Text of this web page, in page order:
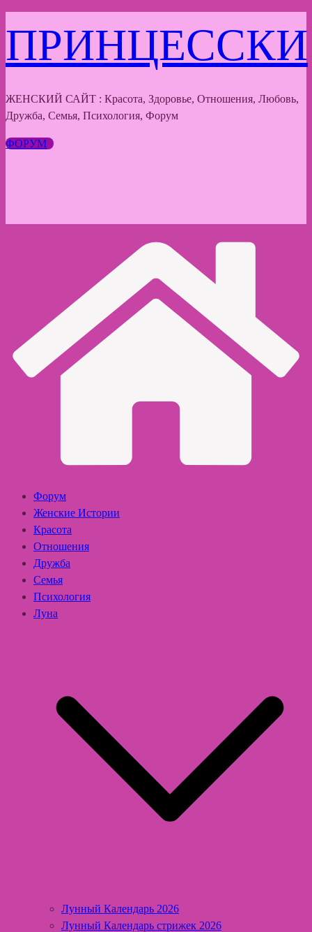
к
содержимому
ПРИНЦЕССКИ
ЖЕНСКИЙ САЙТ : Красота, Здоровье, Отношения, Любовь,
Дружба, Семья, Психология, Форум
ФОРУМ
Форум
Женские Истории
Красота
Отношения
Дружба
Семья
Психология
Луна
Лунный Календарь 2026
Лунный Календарь стрижек 2026